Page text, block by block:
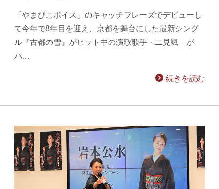
「やまびこボイス」のキャッチフレーズでデビューし
て今年で8年目を迎え、京都を舞台にした最新シング
ル『古都の雪』がヒット中の演歌歌手・二見颯一が
パ…
続きを読む